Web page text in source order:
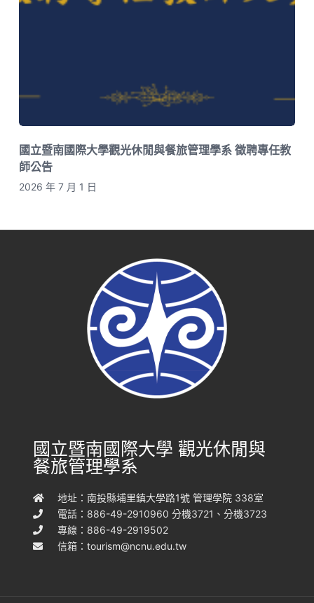
國立暨南國際大學觀光休閒與餐旅管理學系 徵聘專任教
師公告
2026 年 7 月 1 日
國立暨南國際大學 觀光休閒與
餐旅管理學系
地址：南投縣埔里鎮大學路1號 管理學院 338室
電話：886-49-2910960 分機3721、分機3723
專線：886-49-2919502
信箱：tourism@ncnu.edu.tw